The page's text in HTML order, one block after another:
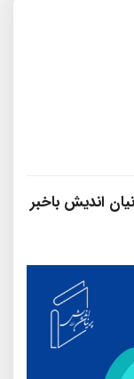
ی ایران
اندیش باخبر